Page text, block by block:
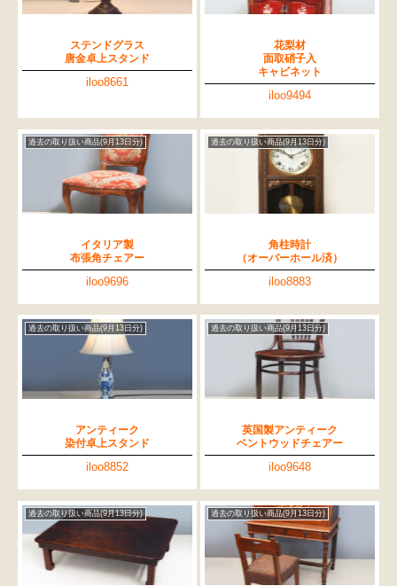
ステンドグラス
唐金卓上スタンド
iloo8661
花梨材
面取硝子入
キャビネット
iloo9494
過去の取り扱い商品(9月13日分)
イタリア製
布張角チェアー
iloo9696
過去の取り扱い商品(9月13日分)
角柱時計
（オーバーホール済）
iloo8883
過去の取り扱い商品(9月13日分)
アンティーク
染付卓上スタンド
iloo8852
過去の取り扱い商品(9月13日分)
英国製アンティーク
ベントウッドチェアー
iloo9648
過去の取り扱い商品(9月13日分) 過去の取り扱い商品(9月13日分)